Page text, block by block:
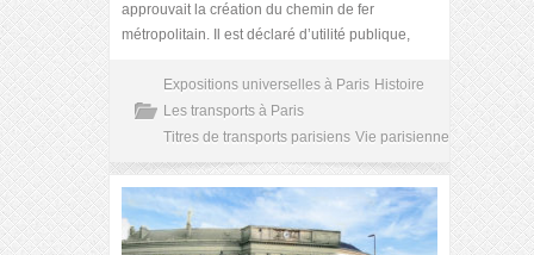
approuvait la création du chemin de fer
métropolitain. Il est déclaré d’utilité publique,
Expositions universelles à Paris Histoire
Les transports à Paris
Titres de transports parisiens Vie parisienne